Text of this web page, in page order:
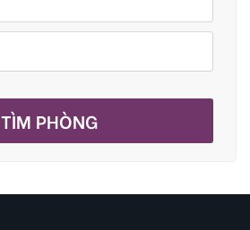
TÌM PHÒNG